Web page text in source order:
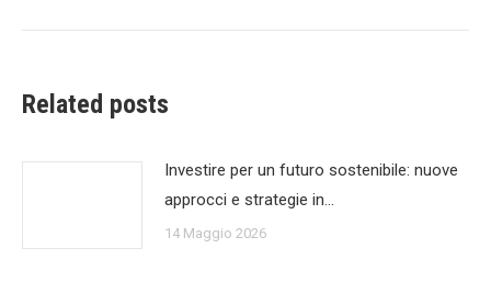
Related posts
Investire per un futuro sostenibile: nuove
approcci e strategie in…
14 Maggio 2026